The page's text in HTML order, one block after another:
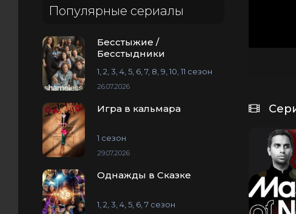
Популярные сериалы
Бесстыжие /
Бесстыдники
1, 2, 3, 4, 5, 6, 7, 8, 9, 10, 11 сезон
26.07.2026
Игра в кальмара
1 сезон
29.07.2026
Однажды в Сказке
1, 2, 3, 4, 5, 6, 7 сезон